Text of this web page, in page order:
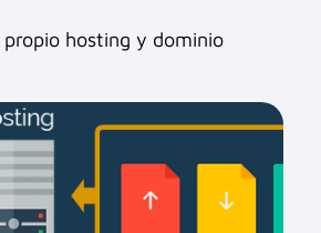
propio hosting y dominio